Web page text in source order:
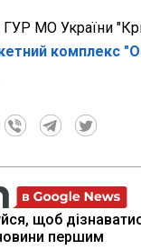
ГУР МО України
комплекс
щоб
першим